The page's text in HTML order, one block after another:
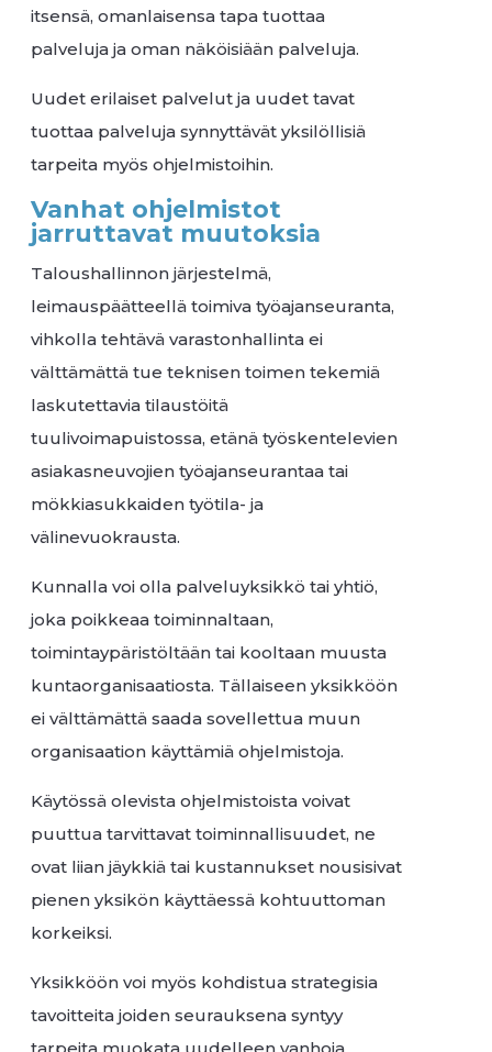
itsensä, omanlaisensa tapa tuottaa
palveluja ja oman näköisiään palveluja.
Uudet erilaiset palvelut ja uudet tavat
tuottaa palveluja synnyttävät yksilöllisiä
tarpeita myös ohjelmistoihin.
Vanhat ohjelmistot
jarruttavat muutoksia
Taloushallinnon järjestelmä,
leimauspäätteellä toimiva työajanseuranta,
vihkolla tehtävä varastonhallinta ei
välttämättä tue teknisen toimen tekemiä
laskutettavia tilaustöitä
tuulivoimapuistossa, etänä työskentelevien
asiakasneuvojien työajanseurantaa tai
mökkiasukkaiden työtila- ja
välinevuokrausta.
Kunnalla voi olla palveluyksikkö tai yhtiö,
joka poikkeaa toiminnaltaan,
toimintaypäristöltään tai kooltaan muusta
kuntaorganisaatiosta. Tällaiseen yksikköön
ei välttämättä saada sovellettua muun
organisaation käyttämiä ohjelmistoja.
Käytössä olevista ohjelmistoista voivat
puuttua tarvittavat toiminnallisuudet, ne
ovat liian jäykkiä tai kustannukset nousisivat
pienen yksikön käyttäessä kohtuuttoman
korkeiksi.
Yksikköön voi myös kohdistua strategisia
tavoitteita joiden seurauksena syntyy